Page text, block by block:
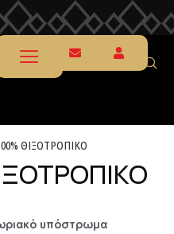
ΘΙΞΟΤΡΟΠΙΚΟ
υπόστρωμα